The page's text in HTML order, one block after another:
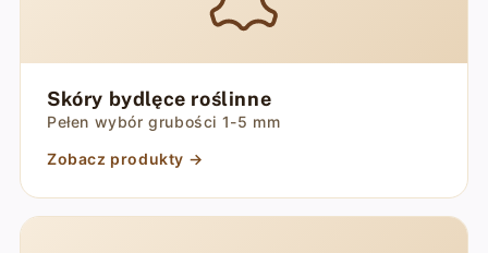
Skóry bydlęce roślinne
Pełen wybór grubości 1-5 mm
Zobacz produkty →